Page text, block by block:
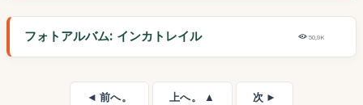
フォトアルバム: インカトレイル 50,9K
◄ 前へ。 上へ。 ▲ 次 ►